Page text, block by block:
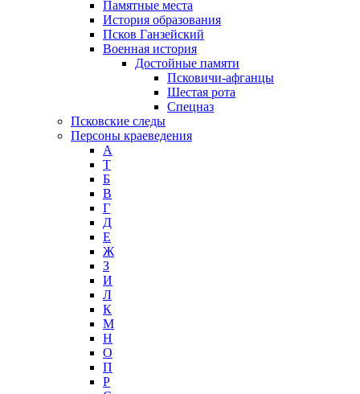
Памятные места
История образования
Псков Ганзейский
Военная история
Достойные памяти
Псковичи-афганцы
Шестая рота
Спецназ
Псковские следы
Персоны краеведения
А
T
Б
В
Г
Д
Е
Ж
З
И
Л
К
М
Н
О
П
Р